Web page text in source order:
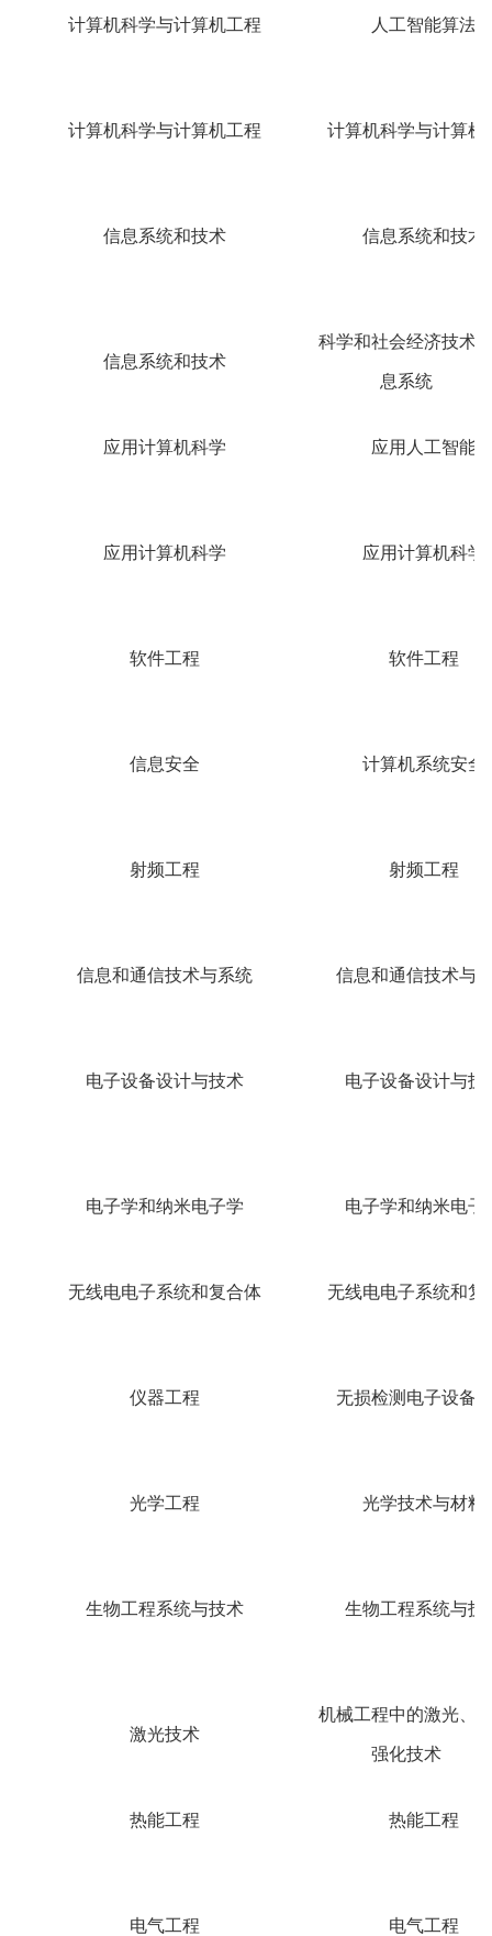
计算机科学与计算机工程 人工智能算法
计算机科学与计算机工程 计算机科学与计算机
信息系统和技术 信息系统和技术
信息系统和技术
科学和社会经济技术
息系统
应用计算机科学 应用人工智能
应用计算机科学 应用计算机科学
软件工程 软件工程
信息安全 计算机系统安全
射频工程 射频工程
信息和通信技术与系统 信息和通信技术与
电子设备设计与技术 电子设备设计与技
电子学和纳米电子学 电子学和纳米电子
无线电电子系统和复合体 无线电电子系统和复
仪器工程 无损检测电子设备
光学工程 光学技术与材料
生物工程系统与技术 生物工程系统与技
激光技术
机械工程中的激光、
强化技术
热能工程 热能工程
电气工程 电气工程